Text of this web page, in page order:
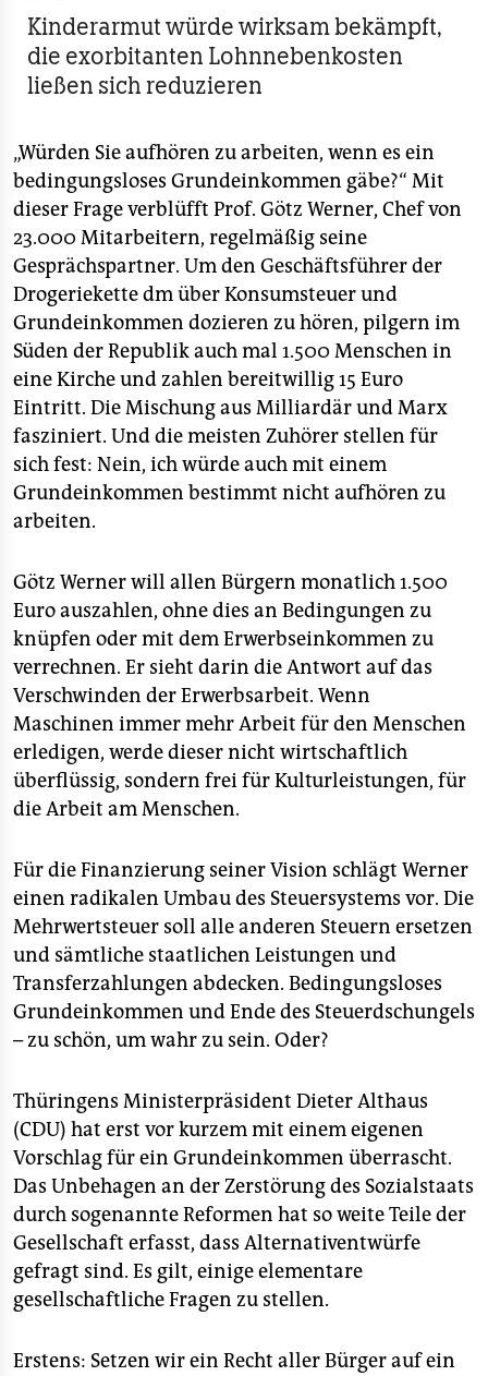
verlag
veranstaltungen
fragen & hilfe
unterstützen
abo
genossenschaft
epaper login
Kinderarmut würde wirksam bekämpft,
die exorbitanten Lohnnebenkosten
ließen sich reduzieren
„Würden Sie aufhören zu arbeiten, wenn es ein
bedingungsloses Grundeinkommen gäbe?“ Mit
dieser Frage verblüfft Prof. Götz Werner, Chef von
23.000 Mitarbeitern, regelmäßig seine
Gesprächspartner. Um den Geschäftsführer der
Drogeriekette dm über Konsumsteuer und
Grundeinkommen dozieren zu hören, pilgern im
Süden der Republik auch mal 1.500 Menschen in
eine Kirche und zahlen bereitwillig 15 Euro
Eintritt. Die Mischung aus Milliardär und Marx
fasziniert. Und die meisten Zuhörer stellen für
sich fest: Nein, ich würde auch mit einem
Grundeinkommen bestimmt nicht aufhören zu
arbeiten.
Götz Werner will allen Bürgern monatlich 1.500
Euro auszahlen, ohne dies an Bedingungen zu
knüpfen oder mit dem Erwerbseinkommen zu
verrechnen. Er sieht darin die Antwort auf das
Verschwinden der Erwerbsarbeit. Wenn
Maschinen immer mehr Arbeit für den Menschen
erledigen, werde dieser nicht wirtschaftlich
überflüssig, sondern frei für Kulturleistungen, für
die Arbeit am Menschen.
Für die Finanzierung seiner Vision schlägt Werner
einen radikalen Umbau des Steuersystems vor. Die
Mehrwertsteuer soll alle anderen Steuern ersetzen
und sämtliche staatlichen Leistungen und
Transferzahlungen abdecken. Bedingungsloses
Grundeinkommen und Ende des Steuerdschungels
– zu schön, um wahr zu sein. Oder?
Thüringens Ministerpräsident Dieter Althaus
(CDU) hat erst vor kurzem mit einem eigenen
Vorschlag für ein Grundeinkommen überrascht.
Das Unbehagen an der Zerstörung des Sozialstaats
durch sogenannte Reformen hat so weite Teile der
Gesellschaft erfasst, dass Alternativentwürfe
gefragt sind. Es gilt, einige elementare
gesellschaftliche Fragen zu stellen.
Erstens: Setzen wir ein Recht aller Bürger auf ein